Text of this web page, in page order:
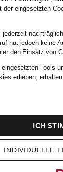
der eingesetzten
jederzeit
hat jedoch keine
den Einsatz von
Tools
erheben,
INDIVIDUELLE
ICH